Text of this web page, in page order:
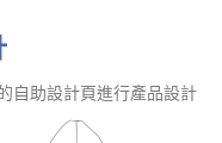
自助設計頁進行產品設計